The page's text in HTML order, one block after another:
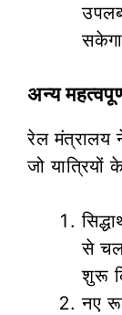
अन्य
रेल मंत्रालय
जो यात्रियों
से
शुरू
नए